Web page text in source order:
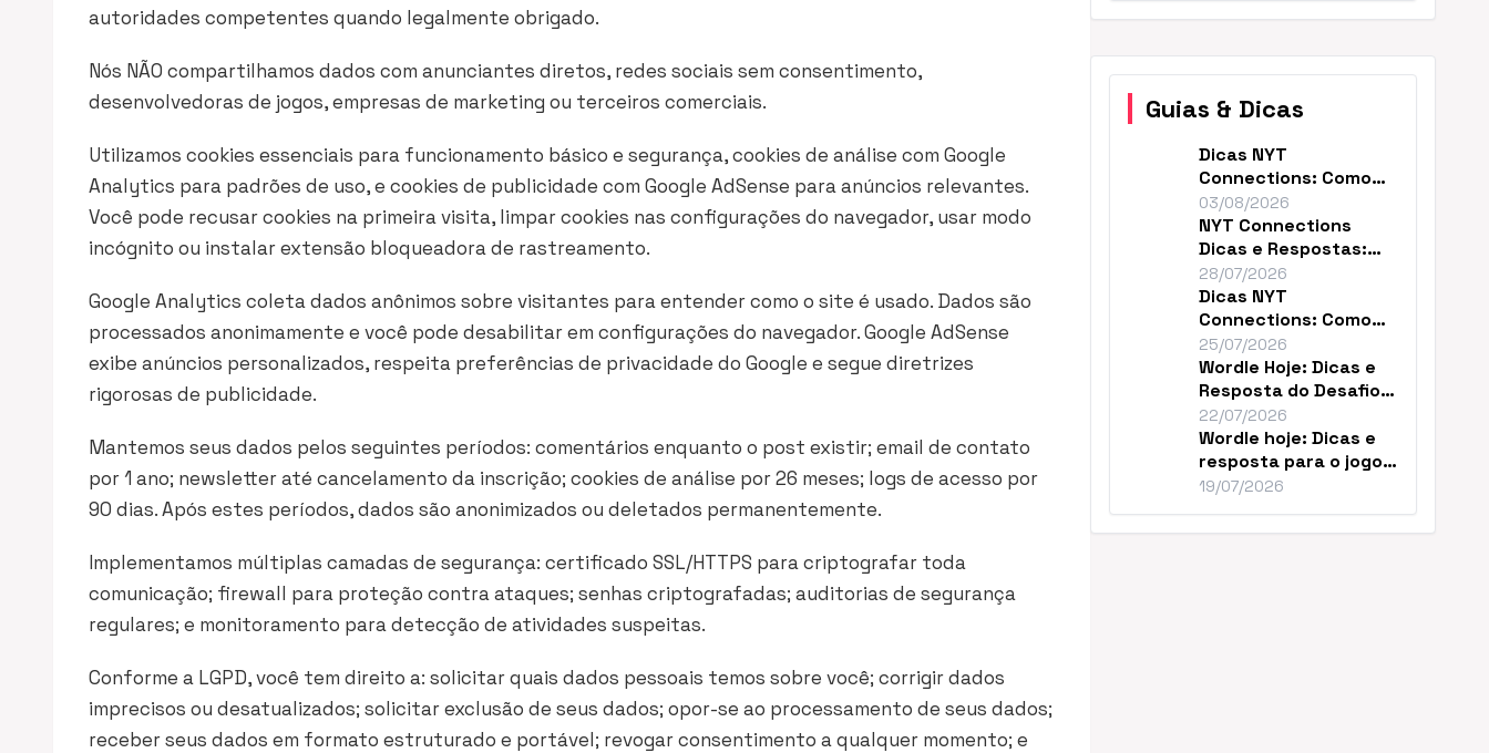
autoridades competentes quando legalmente obrigado.
Nós NÃO compartilhamos dados com anunciantes diretos, redes sociais sem consentimento,
desenvolvedoras de jogos, empresas de marketing ou terceiros comerciais.
Utilizamos cookies essenciais para funcionamento básico e segurança, cookies de análise com Google
Analytics para padrões de uso, e cookies de publicidade com Google AdSense para anúncios relevantes.
Você pode recusar cookies na primeira visita, limpar cookies nas configurações do navegador, usar modo
incógnito ou instalar extensão bloqueadora de rastreamento.
Google Analytics coleta dados anônimos sobre visitantes para entender como o site é usado. Dados são
processados anonimamente e você pode desabilitar em configurações do navegador. Google AdSense
exibe anúncios personalizados, respeita preferências de privacidade do Google e segue diretrizes
rigorosas de publicidade.
Mantemos seus dados pelos seguintes períodos: comentários enquanto o post existir; email de contato
por 1 ano; newsletter até cancelamento da inscrição; cookies de análise por 26 meses; logs de acesso por
90 dias. Após estes períodos, dados são anonimizados ou deletados permanentemente.
Implementamos múltiplas camadas de segurança: certificado SSL/HTTPS para criptografar toda
comunicação; firewall para proteção contra ataques; senhas criptografadas; auditorias de segurança
regulares; e monitoramento para detecção de atividades suspeitas.
Conforme a LGPD, você tem direito a: solicitar quais dados pessoais temos sobre você; corrigir dados
imprecisos ou desatualizados; solicitar exclusão de seus dados; opor-se ao processamento de seus dados;
receber seus dados em formato estruturado e portável; revogar consentimento a qualquer momento; e
Guias & Dicas
Dicas NYT
Connections: Como
Resolver o Enigma de
Hoje
03/08/2026
NYT Connections
Dicas e Respostas:
Como Vencer Hoje
28/07/2026
Dicas NYT
Connections: Como
Resolver o Desafio de
Hoje
25/07/2026
Wordle Hoje: Dicas e
Resposta do Desafio
#1859 de Julho
22/07/2026
Wordle hoje: Dicas e
resposta para o jogo
nº 1856
19/07/2026